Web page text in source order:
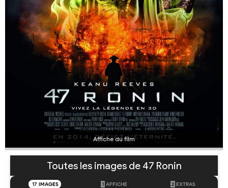
Affiche du film
Toutes les images de 47 Ronin
17 IMAGES 1 AFFICHE 2 EXTRAS